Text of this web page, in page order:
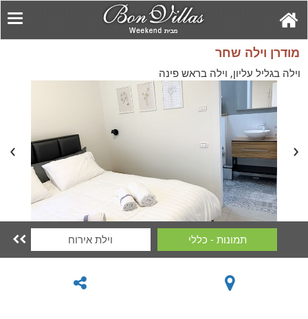
מודרן וילה שחר
וילה בגליל עליון, וילה בראש פינה
תמונות - כללי וילת אירוח 